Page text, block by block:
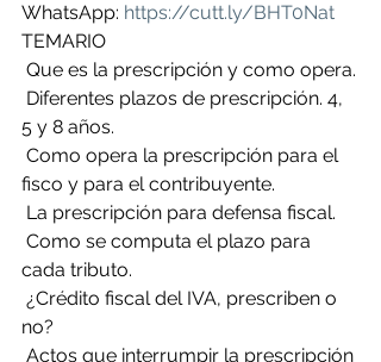
WhatsApp: https://cutt.ly/BHT0Nat
TEMARIO
Que es la prescripción y como opera.
5 y 8 años.
fisco y para el contribuyente.
La prescripción para defensa fiscal.
cada tributo.
no?